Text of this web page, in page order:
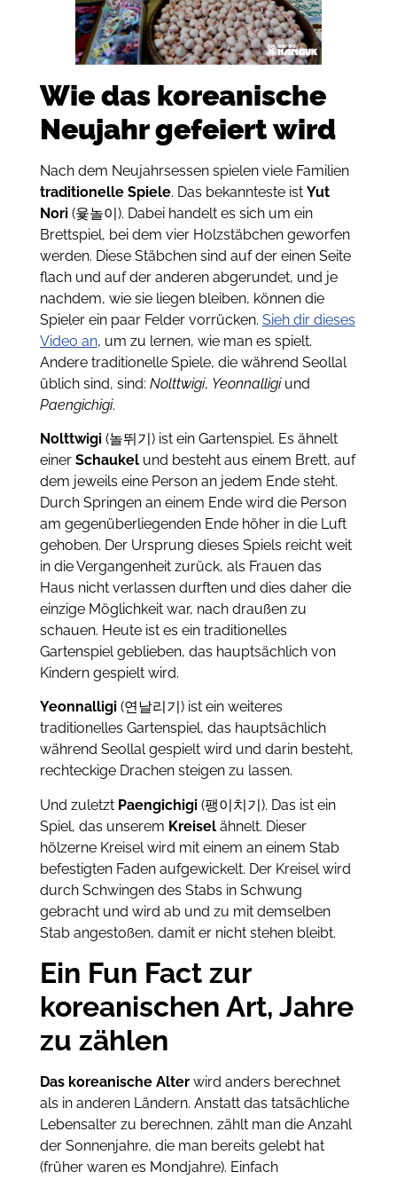
Wie das koreanische
Neujahr gefeiert wird
Nach dem Neujahrsessen spielen viele Familien
traditionelle Spiele. Das bekannteste ist Yut
Nori(윷놀이). Dabei handelt es sich um ein
Brettspiel, bei dem vier Holzstäbchen geworfen
werden. Diese Stäbchen sind auf der einen Seite
flach und auf der anderen abgerundet, und je
nachdem, wie sie liegen bleiben, können die
Spieler ein paar Felder vorrücken. Sieh dir dieses
Video an, um zu lernen, wie man es spielt.
Andere traditionelle Spiele, die während Seollal
üblich sind, sind: Nolttwigi, Yeonnalligiund
Paengichigi.
Nolttwigi(놀뛰기) ist ein Gartenspiel. Es ähnelt
einer Schaukelund besteht aus einem Brett, auf
dem jeweils eine Person an jedem Ende steht.
Durch Springen an einem Ende wird die Person
am gegenüberliegenden Ende höher in die Luft
gehoben. Der Ursprung dieses Spiels reicht weit
in die Vergangenheit zurück, als Frauen das
Haus nicht verlassen durften und dies daher die
einzige Möglichkeit war, nach draußen zu
schauen. Heute ist es ein traditionelles
Gartenspiel geblieben, das hauptsächlich von
Kindern gespielt wird.
Yeonnalligi(연날리기) ist ein weiteres
traditionelles Gartenspiel, das hauptsächlich
während Seollal gespielt wird und darin besteht,
rechteckige Drachen steigen zu lassen.
Und zuletzt Paengichigi(팽이치기). Das ist ein
Spiel, das unserem Kreiselähnelt. Dieser
hölzerne Kreisel wird mit einem an einem Stab
befestigten Faden aufgewickelt. Der Kreisel wird
durch Schwingen des Stabs in Schwung
gebracht und wird ab und zu mit demselben
Stab angestoßen, damit er nicht stehen bleibt.
Ein Fun Fact zur
koreanischen Art, Jahre
zu zählen
Das koreanische Alterwird anders berechnet
als in anderen Ländern. Anstatt das tatsächliche
Lebensalter zu berechnen, zählt man die Anzahl
der Sonnenjahre, die man bereits gelebt hat
(früher waren es Mondjahre). Einfach